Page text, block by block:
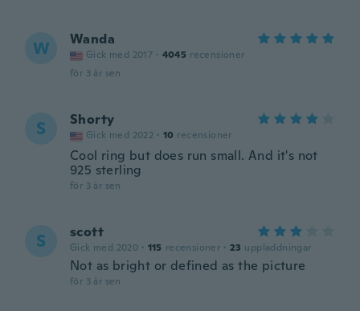
W Wanda
Gick med 2017 · 4045 recensioner
för 3 år sen
S Shorty
Gick med 2022 · 10 recensioner
Cool ring but does run small. And it's not
925 sterling
för 3 år sen
S scott
Gick med 2020 · 115 recensioner · 23 uppladdningar
Not as bright or defined as the picture
för 3 år sen